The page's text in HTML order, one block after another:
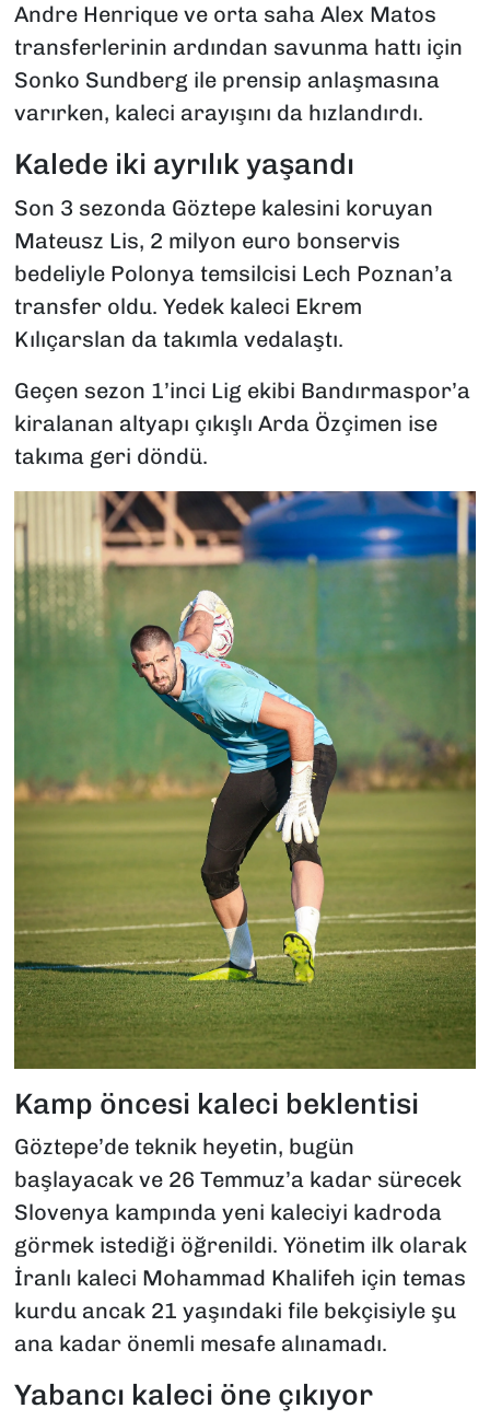
Andre Henrique ve orta saha Alex Matos
transferlerinin ardından savunma hattı için
Sonko Sundberg ile prensip anlaşmasına
varırken, kaleci arayışını da hızlandırdı.
Kalede iki ayrılık yaşandı
Son 3 sezonda Göztepe kalesini koruyan
Mateusz Lis, 2 milyon euro bonservis
bedeliyle Polonya temsilcisi Lech Poznan’a
transfer oldu. Yedek kaleci Ekrem
Kılıçarslan da takımla vedalaştı.
Geçen sezon 1’inci Lig ekibi Bandırmaspor’a
kiralanan altyapı çıkışlı Arda Özçimen ise
takıma geri döndü.
Kamp öncesi kaleci beklentisi
Göztepe’de teknik heyetin, bugün
başlayacak ve 26 Temmuz’a kadar sürecek
Slovenya kampında yeni kaleciyi kadroda
görmek istediği öğrenildi. Yönetim ilk olarak
İranlı kaleci Mohammad Khalifeh için temas
kurdu ancak 21 yaşındaki file bekçisiyle şu
ana kadar önemli mesafe alınamadı.
Yabancı kaleci öne çıkıyor